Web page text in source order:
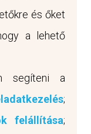
és őket
a lehető
segíteni a
;
felállítása;